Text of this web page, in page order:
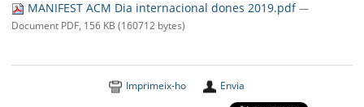
BELL-LLOC SOLUCIONA
MANIFEST ACM Dia internacional dones 2019.pdf—
Document PDF, 156 KB (160712 bytes)
Imprimeix-ho Envia